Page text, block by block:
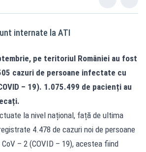
internate la ATI
pe teritoriul României au fost
cazuri de persoane infectate cu
– 19). 1.075.499 de pacienți au
la nivel național, față de ultima
4.478 de cazuri noi de persoane
– 2 (COVID – 19), acestea fiind